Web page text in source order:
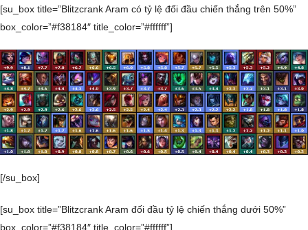
[su_box title=”Blitzcrank Aram có tỷ lệ đối đầu chiến thắng trên 50%”
box_color=”#f38184″ title_color=”#ffffff”]
[/su_box]
[su_box title=”Blitzcrank Aram đối đầu tỷ lệ chiến thắng dưới 50%”
box_color=”#f38184″ title_color=”#ffffff”]